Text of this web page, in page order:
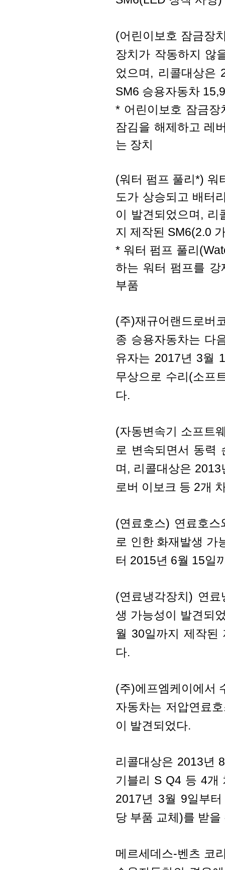
(어린이보호 잠금장
장치가 작동하지 않
었으며, 리콜대상은
SM6 승용자동차
* 어린이보호 잠금
잠김을 해제하고 레
는 장치
(워터 펌프 풀리*) 워
도가 상승되고 배터
이 발견되었으며,
지 제작된 SM6(2.0
* 워터 펌프 풀리
하는 워터 펌프를 강
부품
(주)재규어랜드로버
종 승용자동차는 다
유자는 2017년 3월
무상으로 수리(소프
다.
(자동변속기 소프트
로 변속되면서 동력
며, 리콜대상은
로버 이보크 등 2개
(연료호스) 연료호
로 인한 화재발생 가
터 2015년 6월 15일
(연료냉각장치) 연
생 가능성이 발견되
월 30일까지 제작된
다.
(주)에프엠케이에서
자동차는 저압연료
이 발견되었다.
리콜대상은 2013년
기블리 S Q4 등 4개
2017년 3월 9일부
당 부품 교체)를 받을
메르세데스-벤츠 코